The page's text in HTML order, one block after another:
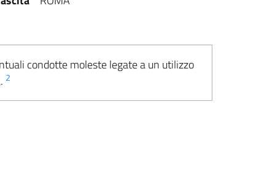
condotte moleste legate a un utilizzo
2